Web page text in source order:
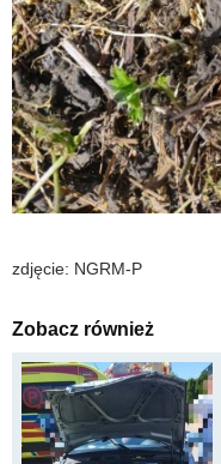
zdjęcie: NGRM-P
Zobacz również